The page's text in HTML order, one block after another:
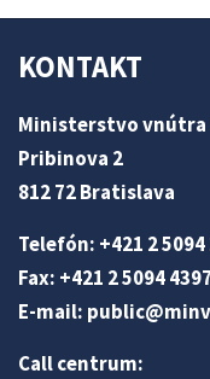
KONTAKT
Ministerstvo vnútra
Pribinova 2
812 72 Bratislava
Telefón: +421 2 5094
Fax: +421 2 5094 4397
E-mail: public@minv
Call centrum: